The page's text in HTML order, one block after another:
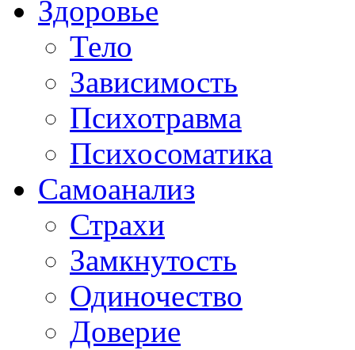
Здоровье
Тело
Зависимость
Психотравма
Психосоматика
Самоанализ
Страхи
Замкнутость
Одиночество
Доверие